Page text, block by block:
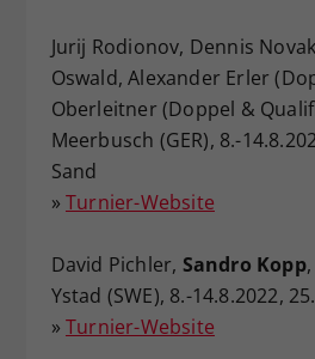
Jurij Rodionov, Dennis
Oswald, Alexander Erler
Oberleitner (Doppel &
Meerbusch (GER), 8.-
Sand
» Turnier-Website
David Pichler, Sandro Kopp
Ystad (SWE), 8.-14.8.2022,
» Turnier-Website
Zweck
Einstellungen.
zufällig
historische
vorgenommen